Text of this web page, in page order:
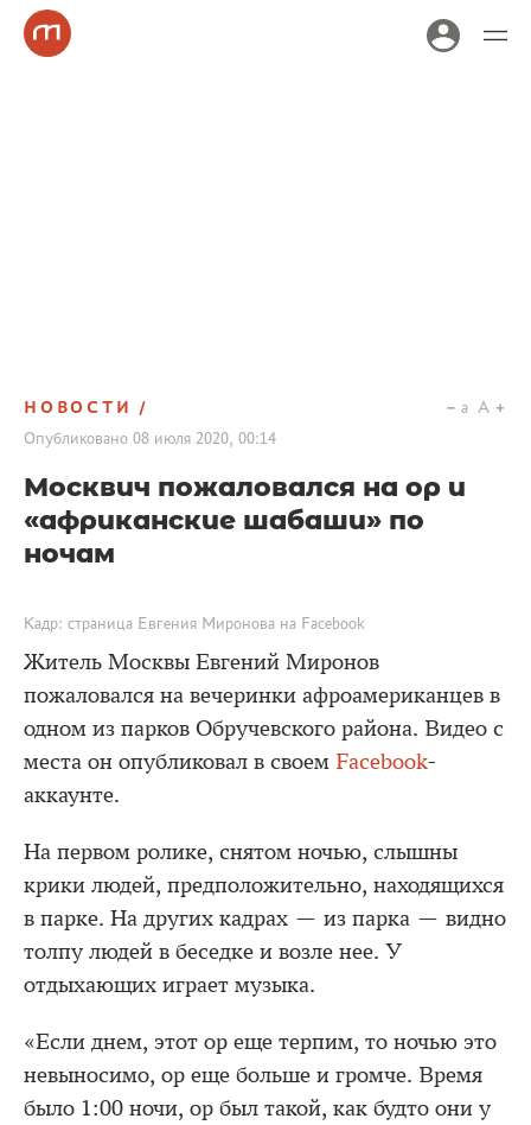
НОВОСТИ
Опубликовано 08 июля 2020, 00:14
a A
Москвич пожаловался на ор и
«африканские шабаши» по
ночам
Кадр: страница Евгения Миронова на Facebook
Житель Москвы Евгений Миронов
пожаловался на вечеринки афроамериканцев в
одном из парков Обручевского района. Видео с
места он опубликовал в своем Facebook-
аккаунте.
На первом ролике, снятом ночью, слышны
крики людей, предположительно, находящихся
в парке. На других кадрах — из парка — видно
толпу людей в беседке и возле нее. У
отдыхающих играет музыка.
«Если днем, этот ор еще терпим, то ночью это
невыносимо, ор еще больше и громче. Время
было 1:00 ночи, ор был такой, как будто они у